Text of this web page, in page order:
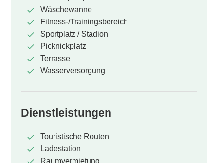
Wäschewanne
Fitness-/Trainingsbereich
Sportplatz / Stadion
Picknickplatz
Terrasse
Wasserversorgung
Dienstleistungen
Touristische Routen
Ladestation
Raumvermietung